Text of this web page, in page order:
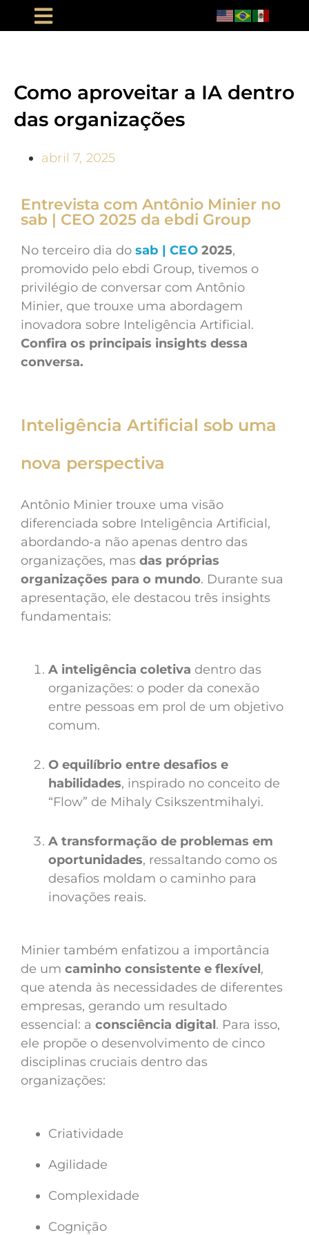
Como aproveitar a IA dentro
das organizações
abril 7, 2025
Entrevista com Antônio Minier no
sab | CEO 2025 da ebdi Group
No terceiro dia do sab | CEO2025,
promovido pelo ebdi Group, tivemos o
privilégio de conversar com Antônio
Minier, que trouxe uma abordagem
inovadora sobre Inteligência Artificial.
Confira os principais insights dessa
conversa.
Inteligência Artificial sob uma
nova perspectiva
Antônio Minier trouxe uma visão
diferenciada sobre Inteligência Artificial,
abordando-a não apenas dentro das
organizações, mas das próprias
organizações para o mundo. Durante sua
apresentação, ele destacou três insights
fundamentais:
A inteligência coletiva dentro das
organizações: o poder da conexão
entre pessoas em prol de um objetivo
comum.
O equilíbrio entre desafios e
habilidades, inspirado no conceito de
“Flow” de Mihaly Csikszentmihalyi.
A transformação de problemas em
oportunidades, ressaltando como os
desafios moldam o caminho para
inovações reais.
Minier também enfatizou a importância
de um caminho consistente e flexível,
que atenda às necessidades de diferentes
empresas, gerando um resultado
essencial: a consciência digital. Para isso,
ele propõe o desenvolvimento de cinco
disciplinas cruciais dentro das
organizações:
Criatividade
Agilidade
Complexidade
Cognição